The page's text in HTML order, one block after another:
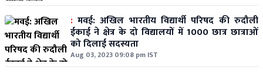
: मवई: अखिल भारतीय विद्यार्थी परिषद की रुदौली
ईकाई ने क्षेत्र के दो विद्यालयों में 1000 छात्र छात्राओं
को दिलाई सदस्यता
Aug 03, 2023 09:08 pm IST